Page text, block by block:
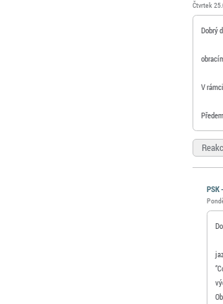
Čtvrtek
Dobrý
V
PSK